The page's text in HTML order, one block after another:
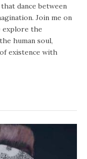
dance between
Join me on
explore the
human soul,
existence with